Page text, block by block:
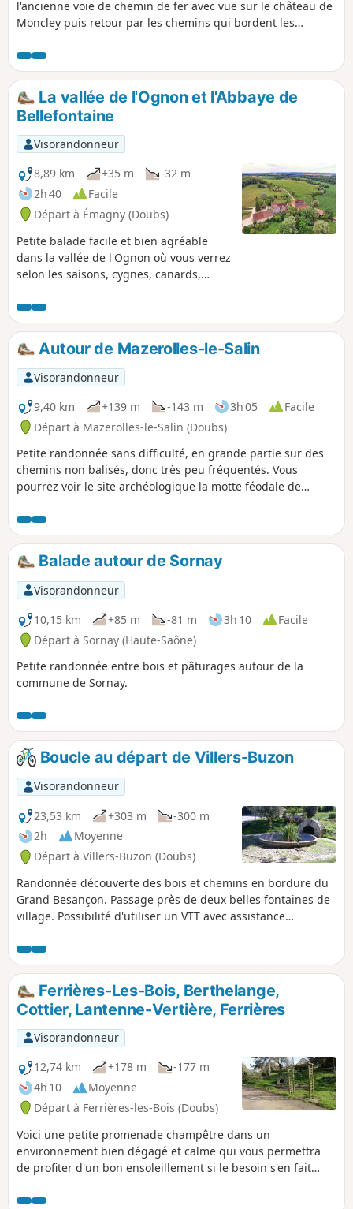
l'ancienne voie de chemin de fer avec vue sur le château de
Moncley puis retour par les chemins qui bordent les
La vallée de l'Ognon et l'Abbaye de
Bellefontaine
Visorandonneur
8,89 km
+35 m
-32 m
2h 40
Facile
Départ à Émagny (Doubs)
Petite balade facile et bien agréable
dans la vallée de l'Ognon où vous verrez
selon les saisons, cygnes, canards,
oiseaux au bord de l'eau et des animaux
en bordure de la forêt. Hormis le
passage dans les villages, les chemins
traversent la campagne paisible,
véritable havre de paix.
Autour de Mazerolles-le-Salin
Visorandonneur
9,40 km
+139 m -143 m 3h 05
Facile
Départ à Mazerolles-le-Salin (Doubs)
Petite randonnée sans difficulté, en grande partie sur des
chemins non balisés, donc très peu fréquentés. Vous
pourrez voir le site archéologique la motte féodale de
Balade autour de Sornay
Visorandonneur
10,15 km
+85 m -81 m 3h 10
Facile
Départ à Sornay (Haute-Saône)
Petite randonnée entre bois et pâturages autour de la
commune de Sornay.
Boucle au départ de Villers-Buzon
Visorandonneur
23,53 km
+303 m
-300 m
2h
Moyenne
Départ à Villers-Buzon (Doubs)
Randonnée découverte des bois et chemins en bordure du
Grand Besançon. Passage près de deux belles fontaines de
village. Possibilité d'utiliser un VTT avec assistance
Ferrières-Les-Bois, Berthelange,
Cottier, Lantenne-Vertière, Ferrières
Visorandonneur
12,74 km
+178 m
-177 m
4h 10
Moyenne
Départ à Ferrières-les-Bois (Doubs)
Voici une petite promenade champêtre dans un
environnement bien dégagé et calme qui vous permettra
de profiter d'un bon ensoleillement si le besoin s'en fait
vallon ayant tendance à se transformer en bayou.